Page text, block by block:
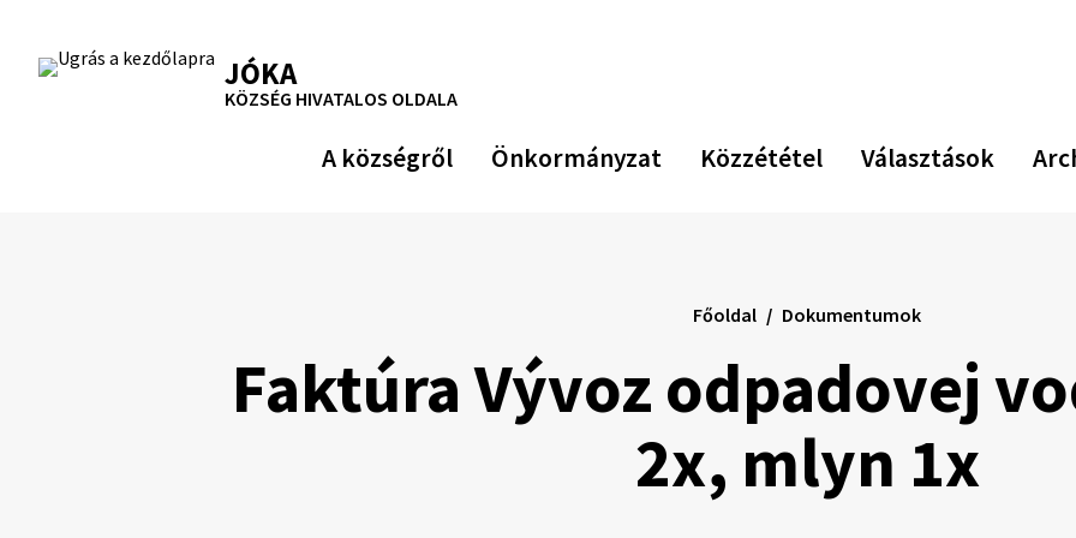
tartalomra
RSS Oldaltérkép
Nyomtatás JÓKA
KÖZSÉG HIVATALOS OLDALA
A községről Önkormányzat Közzététel Választások
Faktúra Vývoz odpadovej
2x, mlyn 1x
Főoldal Dokumentumok